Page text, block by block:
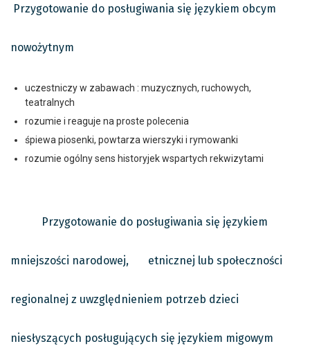
Przygotowanie do posługiwania się językiem obcym
nowożytnym
uczestniczy w zabawach : muzycznych, ruchowych,
teatralnych
rozumie i reaguje na proste polecenia
śpiewa piosenki, powtarza wierszyki i rymowanki
rozumie ogólny sens historyjek wspartych rekwizytami
Przygotowanie do posługiwania się językiem
mniejszości narodowej, etnicznej lub społeczności
regionalnej z uwzględnieniem potrzeb dzieci
niesłyszących posługujących się językiem migowym